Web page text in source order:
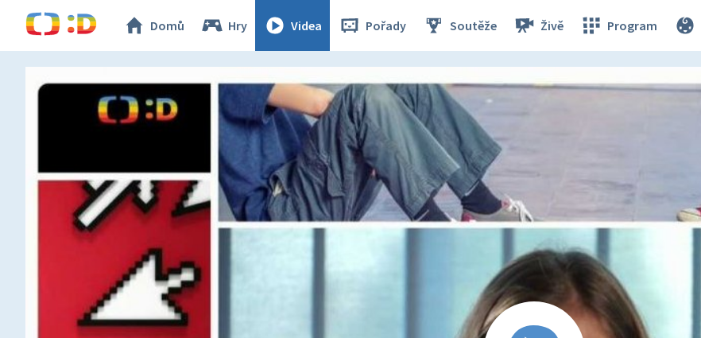
Domů Hry Videa Pořady Soutěže Živě Program